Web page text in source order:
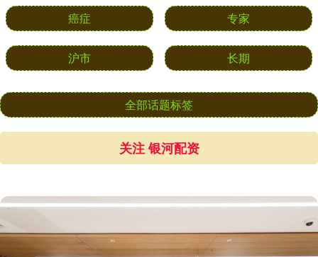
癌症 专家
沪市 长期
全部话题标签
关注 银河配资